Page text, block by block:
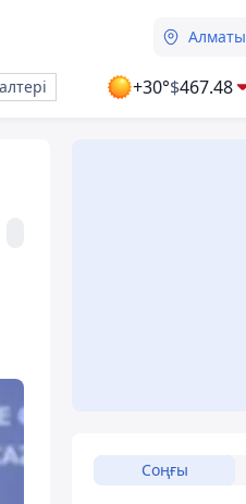
Алматы
+30°$467.48
Соңғы